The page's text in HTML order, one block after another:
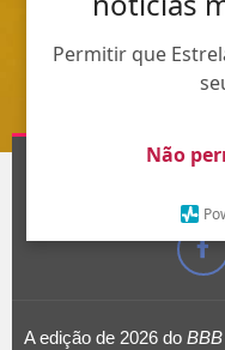
Permitir que
Não
A edição de 2026 do BBB